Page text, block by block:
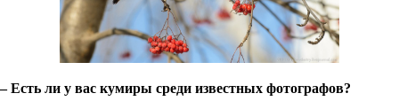
– Есть ли у вас кумиры среди известных фотографов?